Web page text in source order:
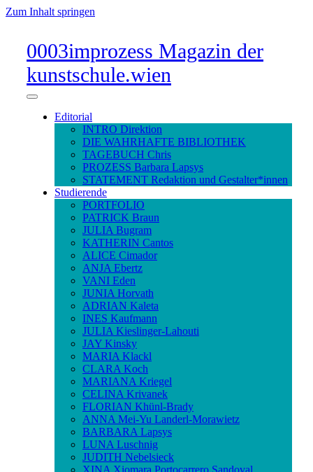
Zum Inhalt springen
0003improzess Magazin der
kunstschule.wien
Menü
umschaltenEditorial
INTRO Direktion
DIE WAHRHAFTE BIBLIOTHEK
TAGEBUCH Chris
PROZESS Barbara Lapsys
STATEMENT Redaktion und Gestalter*innen
Studierende
PORTFOLIO
PATRICK Braun
JULIA Bugram
KATHERIN Cantos
ALICE Cimador
ANJA Ebertz
VANI Eden
JUNIA Horvath
ADRIAN Kaleta
INES Kaufmann
JULIA Kieslinger-Lahouti
JAY Kinsky
MARIA Klackl
CLARA Koch
MARIANA Kriegel
CELINA Krivanek
FLORIAN Khünl-Brady
ANNA Mei-Yu Landerl-Morawietz
BARBARA Lapsys
LUNA Luschnig
JUDITH Nebelsieck
XINA Xiomara Portocarrero Sandoval